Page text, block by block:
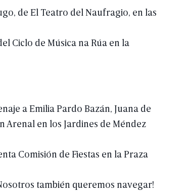
de El Teatro del Naufragio, en las
Ciclo de Música naRúa en la
aEmiliaPardo Bazán, Juana de
Arenal en los Jardines de Méndez
Comisión de Fiestas en laPraza
también queremos navegar!